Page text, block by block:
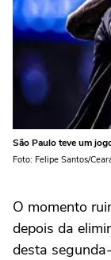
São Paulo teve um
Foto: Felipe Santos/
O momento
depois da
desta